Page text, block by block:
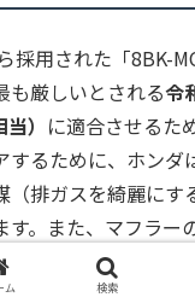
採用された「8BK-
も厳しいとされる令
） に適合させるた
するために、ホンダ
（排ガスを綺麗にす
す。また、マフラー
」などの電子制御
ようアップデートさ
ム 検索